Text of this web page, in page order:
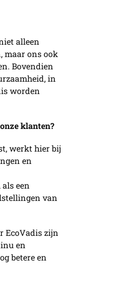
alleen
maar ons ook
Bovendien
in
worden
klanten?
werkt hier bij
en
een
van
EcoVadis zijn
en
betere en